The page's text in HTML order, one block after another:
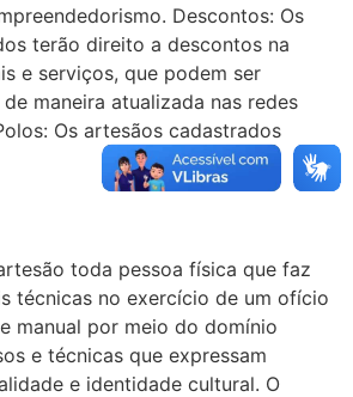
Descontos: Os
terão direito a descontos na
e serviços, que podem ser
maneira atualizada nas redes
Os artesãos cadastrados
toda pessoa física que faz
técnicas no exercício de um ofício
manual por meio do domínio
e técnicas que expressam
e identidade cultural. O